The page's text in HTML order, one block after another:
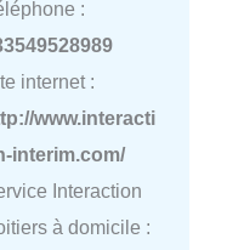
:
internet :
www.interacti
interim.com/
Interaction
à domicile :